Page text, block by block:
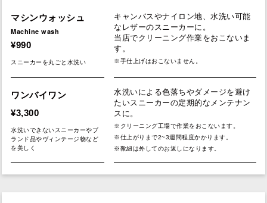
マシンウォッシュ
Machine wash
¥990
スニーカーを丸ごと水洗い
キャンバスやナイロン地、水洗い可能
なレザーのスニーカーに。
当店でクリーニング作業をおこないま
す。
※手仕上げはおこないません。
ワンバイワン
¥3,300
水洗いできないスニーカーやブ
ランド品やヴィンテージ物など
を美しく
水洗いによる色落ちやダメージを避け
たいスニーカーの定期的なメンテナン
スに。
※クリーニング工場で作業をおこないます。
※仕上がりまで2~3週間程度かかります。
※靴紐は外してのお返しになります。